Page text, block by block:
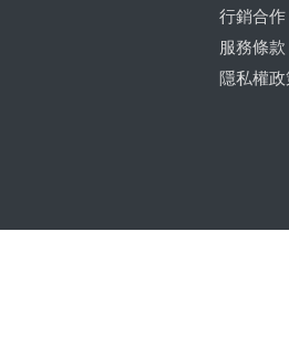
行銷合作
服務條款
隱私權政